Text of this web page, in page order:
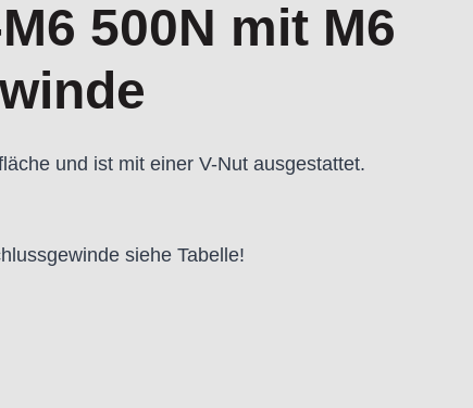
500N mit M6
und ist mit einer V-Nut ausgestattet.
siehe Tabelle!